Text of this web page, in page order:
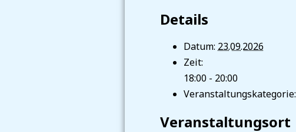
Details
Datum: 23.09.2026
Zeit:
18:00 - 20:00
Veranstaltungskategorie:
Veranstaltungsort